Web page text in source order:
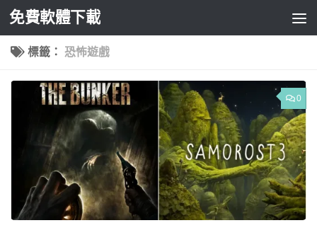
Skip to content
免費軟體下載
標籤： 恐怖遊戲
0